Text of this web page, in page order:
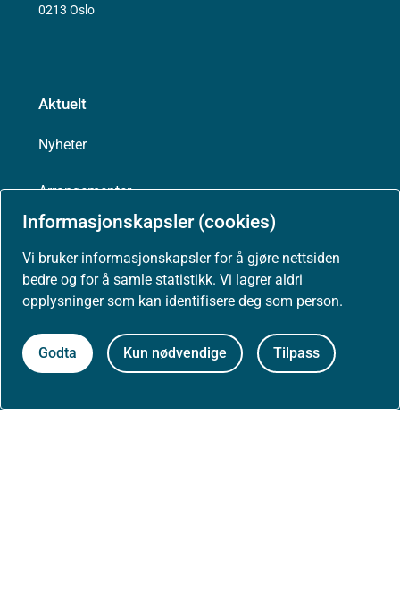
Informasjonskapsler (cookies)
Vi bruker informasjonskapsler for å gjøre nettsiden
bedre og for å samle statistikk. Vi lagrer aldri
opplysninger som kan identifisere deg som person.
Godta Kun nødvendige Tilpass
0213 Oslo
Aktuelt
Nyheter
Arrangementer
Presse